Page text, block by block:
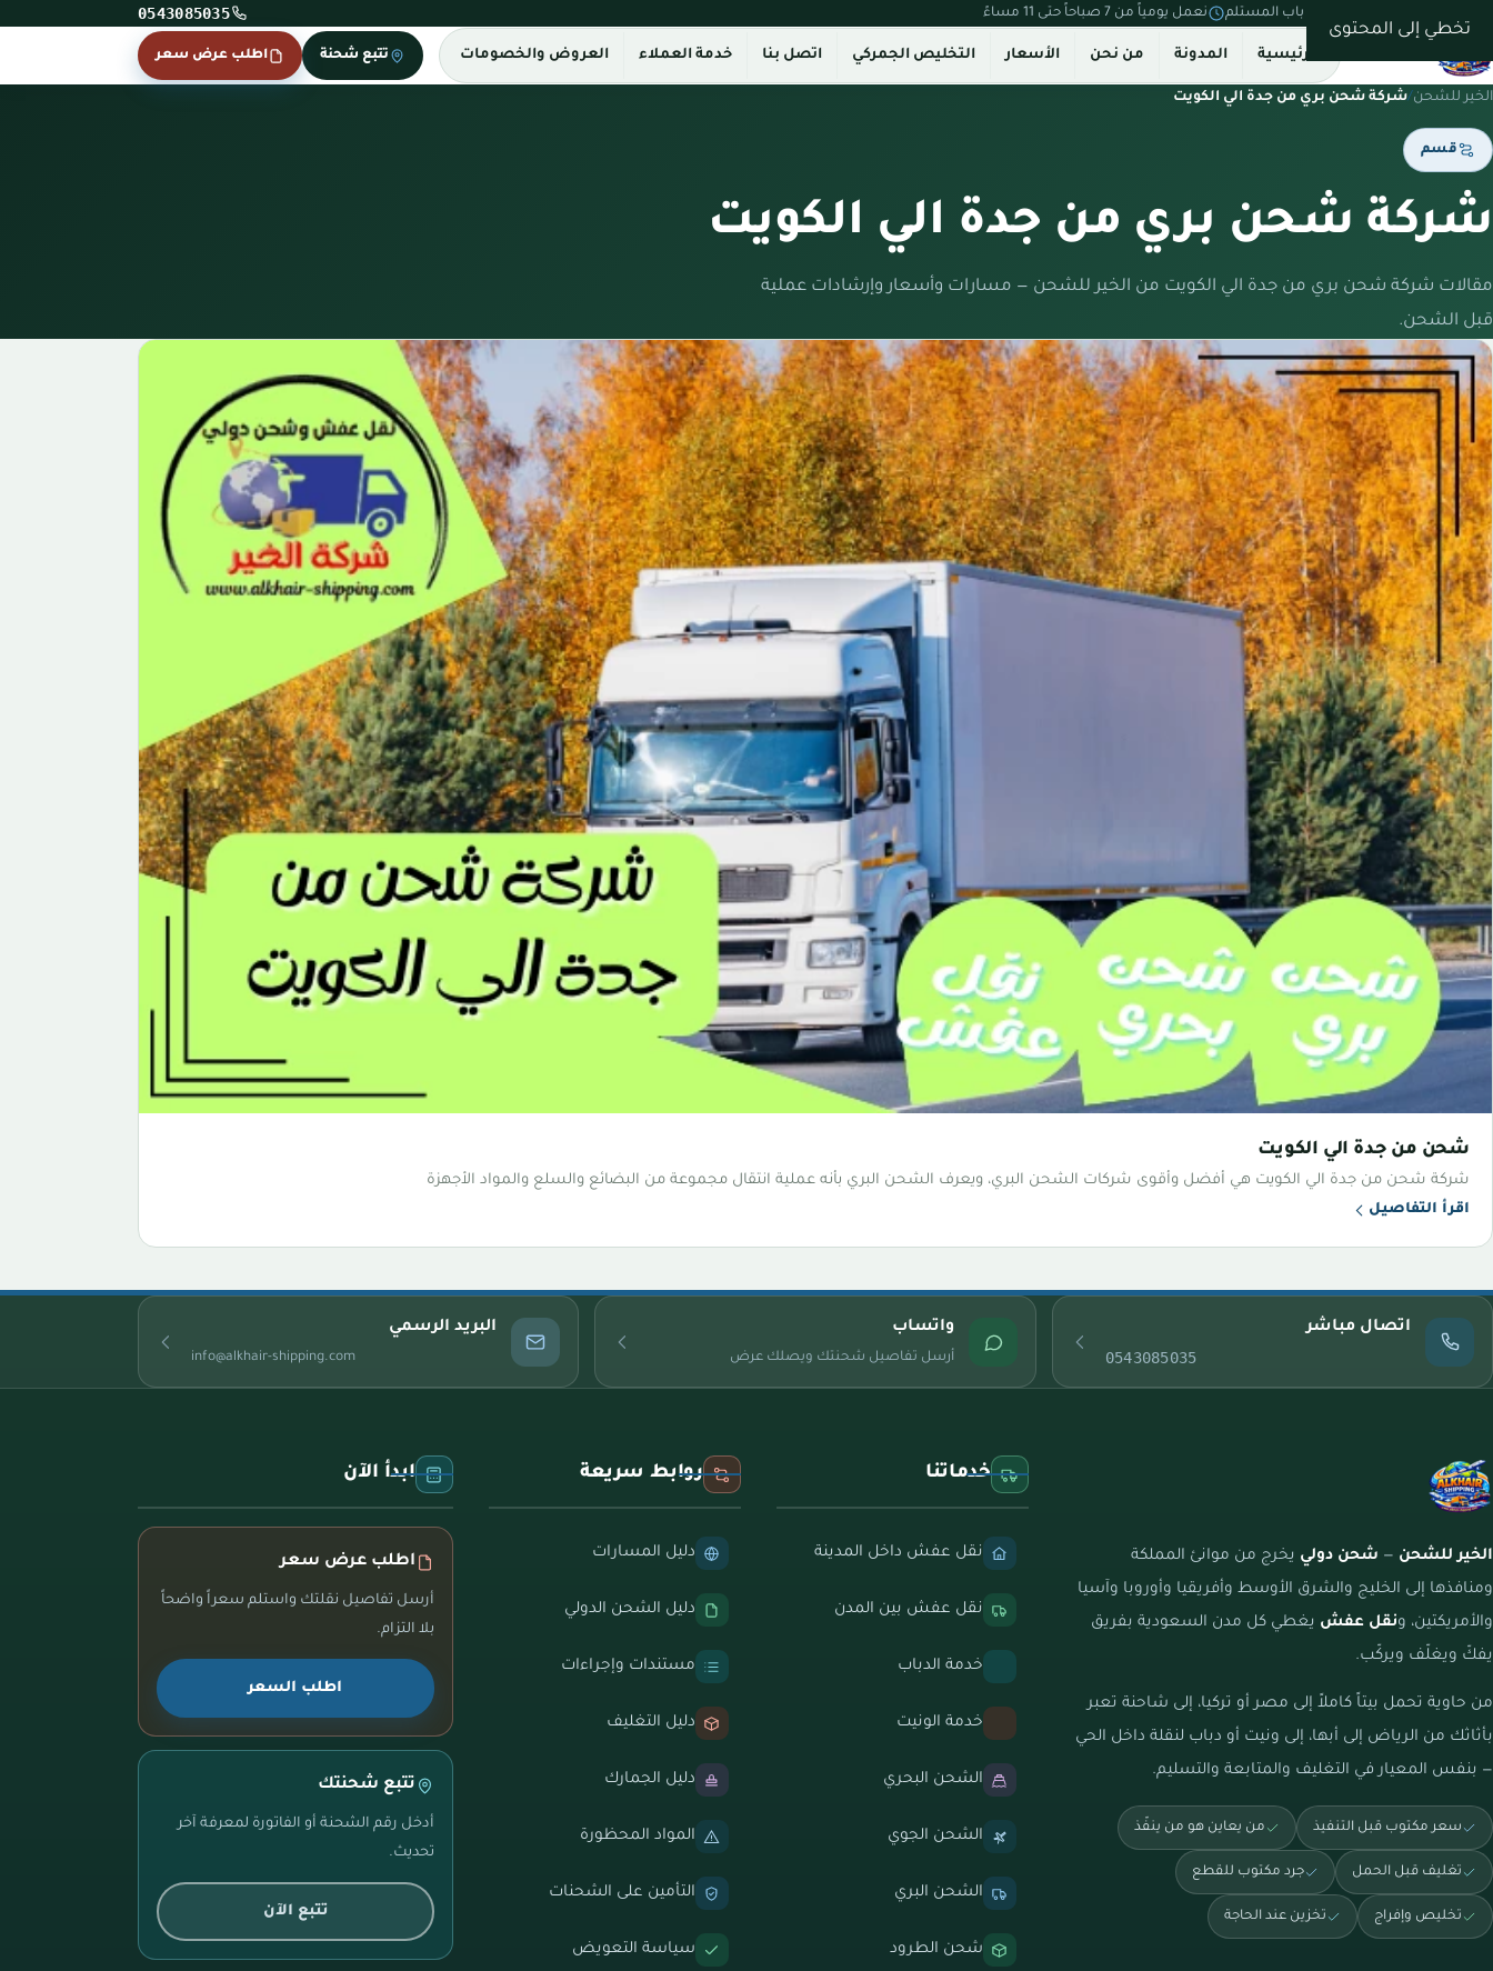
تخطي إلى المحتوى
نستلم من بيتك ونسلّم على باب المستلم نعمل يومياً من 7 صباحاً حتى 11 مساءً 0543085035
الرئيسية المدونة من نحن الأسعار التخليص الجمركي اتصل بنا خدمة العملاء العروض والخصومات تتبع شحنة اطلب عرض سعر
الخير للشحن/شركة شحن بري من جدة الي الكويت
قسم
شركة شحن بري من جدة الي الكويت
مقالات شركة شحن بري من جدة الي الكويت من الخير للشحن — مسارات وأسعار وإرشادات عملية
قبل الشحن.
شحن من جدة الي الكويت
شركة شحن من جدة الي الكويت هي أفضل وأقوى شركات الشحن البري، ويعرف الشحن البري بأنه عملية انتقال مجموعة من البضائع والسلع والمواد الأجهزة
اقرأ التفاصيل
اتصال مباشر
0543085035
واتساب
أرسل تفاصيل شحنتك ويصلك عرض
البريد الرسمي
info@alkhair-shipping.com
الخير للشحن — شحن دولي يخرج من موانئ المملكة
ومنافذها إلى الخليج والشرق الأوسط وأفريقيا وأوروبا وآسيا
والأمريكتين، ونقل عفش يغطي كل مدن السعودية بفريق
يفكّ ويغلّف ويركّب.
من حاوية تحمل بيتاً كاملاً إلى مصر أو تركيا، إلى شاحنة تعبر
بأثاثك من الرياض إلى أبها، إلى ونيت أو دباب لنقلة داخل الحي
— بنفس المعيار في التغليف والمتابعة والتسليم.
سعر مكتوب قبل التنفيذ من يعاين هو من ينفّذ
تغليف قبل الحمل جرد مكتوب للقطع
تخليص وإفراج تخزين عند الحاجة
خدماتنا
نقل عفش داخل المدينة
نقل عفش بين المدن
خدمة الدباب
خدمة الونيت
الشحن البحري
الشحن الجوي
الشحن البري
شحن الطرود
روابط سريعة
دليل المسارات
دليل الشحن الدولي
مستندات وإجراءات
دليل التغليف
دليل الجمارك
المواد المحظورة
التأمين على الشحنات
سياسة التعويض
ابدأ الآن
اطلب عرض سعر
أرسل تفاصيل نقلتك واستلم سعراً واضحاً
بلا التزام.
اطلب السعر
تتبع شحنتك
أدخل رقم الشحنة أو الفاتورة لمعرفة آخر
تحديث.
تتبع الآن